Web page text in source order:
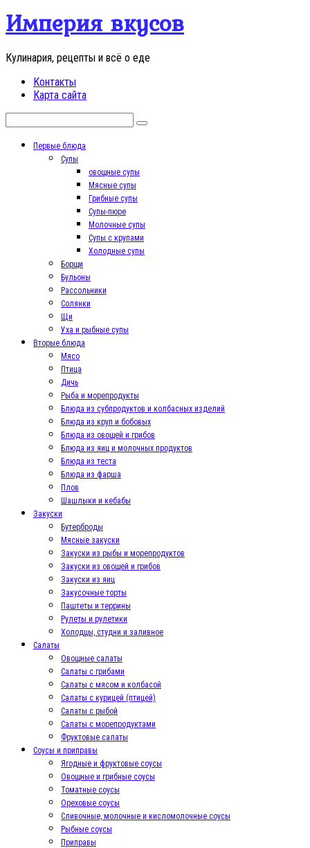
Перейти
контенту
Империя вкусов
Кулинария, рецепты и всё о еде
Контакты
Карта сайта
Первые блюда
Супы
овощные супы
Мясные супы
Грибные супы
Супы-пюре
Молочные супы
Супы с крупами
Холодные супы
Борщи
Бульоны
Рассольники
Солянки
Щи
Уха и рыбные супы
Вторые блюда
Мясо
Птица
Дичь
Рыба и морепродукты
Блюда из субпродуктов и колбасных изделий
Блюда из круп и бобовых
Блюда из овощей и грибов
Блюда из яиц и молочных продуктов
Блюда из теста
Блюда из фарша
Плов
Шашлыки и кебабы
Закуски
Бутерброды
Мясные закуски
Закуски из рыбы и морепродуктов
Закуски из овощей и грибов
Закуски из яиц
Закусочные торты
Паштеты и террины
Рулеты и рулетики
Холодцы, студни и заливное
Салаты
Овощные салаты
Салаты с грибами
Салаты с мясом и колбасой
Салаты с курицей (птицей)
Салаты с рыбой
Салаты с морепродуктами
Фруктовые салаты
Соусы и приправы
Ягодные и фруктовые соусы
Овощные и грибные соусы
Томатные соусы
Ореховые соусы
Сливочные, молочные и кисломолочные соусы
Рыбные соусы
Приправы